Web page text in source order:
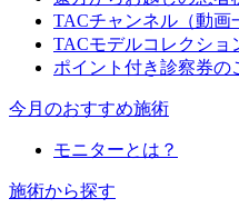
TACチャンネル（動画
TACモデルコレクショ
ポイント付き診察券の
今月のおすすめ施術
モニターとは？
施術から探す